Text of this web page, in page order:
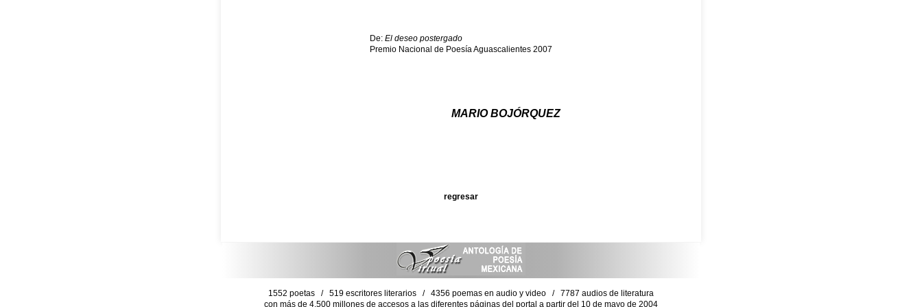
De: El deseo postergado
Premio Nacional de Poesía Aguascalientes 2007
MARIO BOJÓRQUEZ
regresar
1552 poetas / 519 escritores literarios / 4356 poemas en audio y video / 7787 audios de literatura
con más de 4,500 millones de accesos a las diferentes páginas del portal a partir del 10 de mayo de 2004